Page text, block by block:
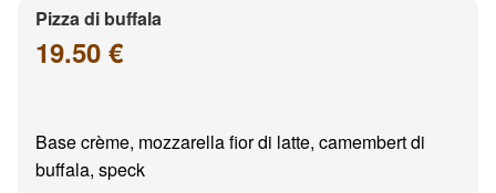
Pizza di buffala
19.50 €
Base crème, mozzarella fior di latte, camembert di
buffala, speck